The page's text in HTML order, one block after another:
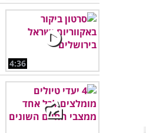
4:36